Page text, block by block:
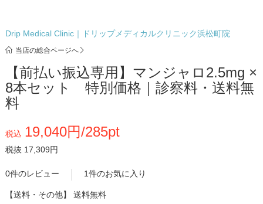
Drip Medical Clinic｜ドリップメディカルクリニック浜松町院
当店の総合ページへ
【前払い振込専用】マンジャロ2.5mg ×
8本セット 特別価格｜診察料・送料無
料
税込 19,040円/285pt
税抜 17,309円
0件のレビュー 1件のお気に入り
【送料・その他】 送料無料